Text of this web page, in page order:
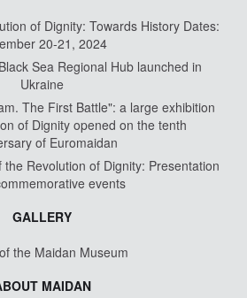
of Dignity: Towards History Dates:
20-21, 2024
Sea Regional Hub launched in
Ukraine
The First Battle": a large exhibition
of Dignity opened on the tenth
of Euromaidan
Revolution of Dignity: Presentation
events
GALLERY
the Maidan Museum
MAIDAN